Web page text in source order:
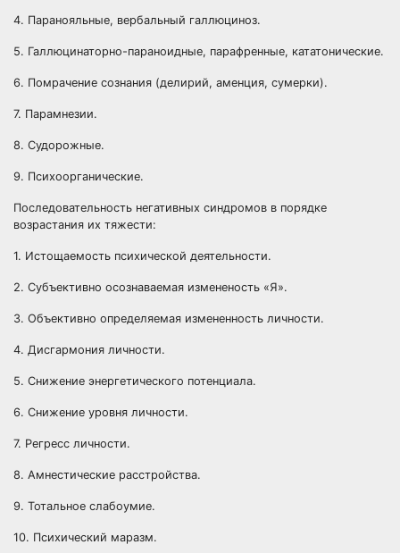
4. Паранояльные, вербальный галлюциноз.
5. Галлюцинаторно-параноидные, парафренные, кататонические.
6. Помрачение сознания (делирий, аменция, сумерки).
7. Парамнезии.
8. Судорожные.
9. Психоорганические.
Последовательность негативных синдромов в порядке
возрастания их тяжести:
1. Истощаемость психической деятельности.
2. Субъективно осознаваемая измененость «Я».
3. Объективно определяемая измененность личности.
4. Дисгармония личности.
5. Снижение энергетического потенциала.
6. Снижение уровня личности.
7. Регресс личности.
8. Амнестические расстройства.
9. Тотальное слабоумие.
10. Психический маразм.